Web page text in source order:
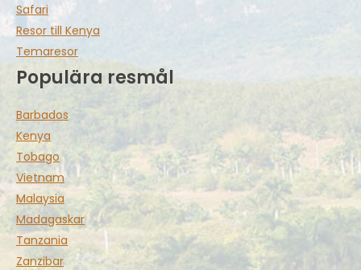
Safari
Resor till Kenya
Temaresor
Populära resmål
Barbados
Kenya
Tobago
Vietnam
Malaysia
Madagaskar
Tanzania
Zanzibar